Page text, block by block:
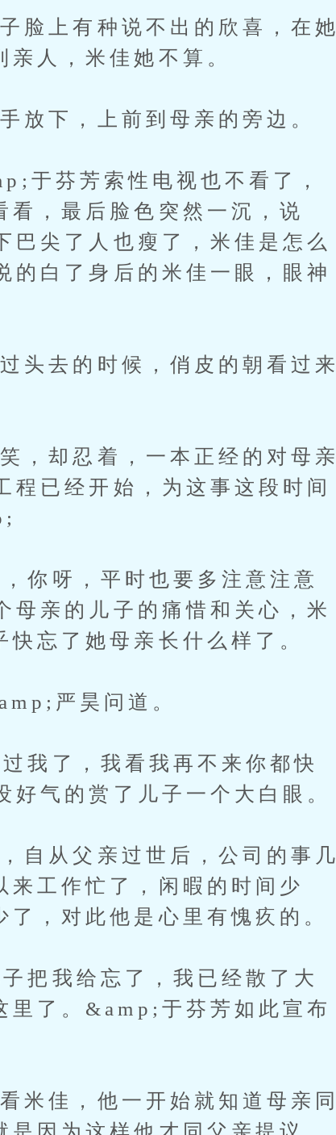
上有种说不出的欣喜，在她
人，米佳她不算。
下，上前到母亲的旁边。
芬芳索性电视也不看了，
，最后脸色突然一沉，说
尖了人也瘦了，米佳是怎么
的白了身后的米佳一眼，眼神
去的时候，俏皮的朝看过来
却忍着，一本正经的对母亲
已经开始，为这事这段时间
呀，平时也要多注意注意
亲的儿子的痛惜和关心，米
忘了她母亲长什么样了。
严昊问道。
了，我看我再不来你都快
气的赏了儿子一个大白眼。
从父亲过世后，公司的事几
工作忙了，闲暇的时间少
，对此他是心里有愧疚的。
我给忘了，我已经散了大
里了。&amp;于芬芳如此宣布
佳，他一开始就知道母亲同